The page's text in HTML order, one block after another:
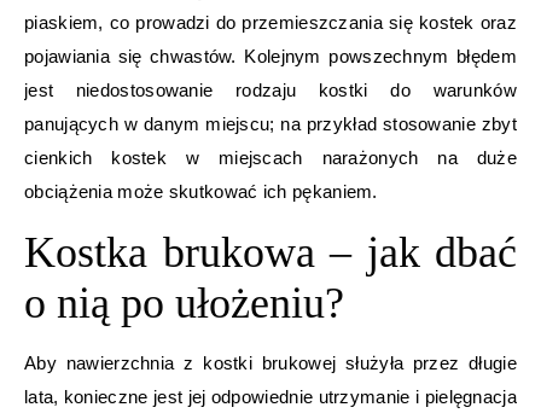
piaskiem, co prowadzi do przemieszczania się kostek oraz
pojawiania się chwastów. Kolejnym powszechnym błędem
jest niedostosowanie rodzaju kostki do warunków
panujących w danym miejscu; na przykład stosowanie zbyt
cienkich kostek w miejscach narażonych na duże
obciążenia może skutkować ich pękaniem.
Kostka brukowa – jak dbać
o nią po ułożeniu?
Aby nawierzchnia z kostki brukowej służyła przez długie
lata, konieczne jest jej odpowiednie utrzymanie i pielęgnacja